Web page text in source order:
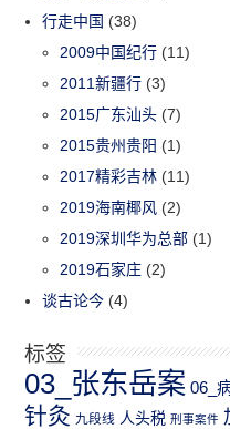
行走中国 (38)
2009中国纪行 (11)
2011新疆行 (3)
2015广东汕头 (7)
2015贵州贵阳 (1)
2017精彩吉林 (11)
2019海南椰风 (2)
2019深圳华为总部 (1)
2019石家庄 (2)
谈古论今 (4)
标签
03_张东岳案 06_
针灸 九段线 人头税 刑事案件